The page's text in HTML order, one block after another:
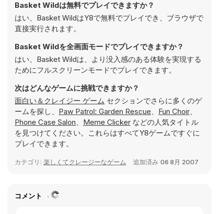
Basket Wildは無料でプレイできますか？
はい、Basket WildはY8で無料でプレイでき、ブラウザで
直接実行されます。
Basket Wildを全画面モードでプレイできますか？
はい、Basket Wildは、より没入感のある体験を実現する
ためにフルスクリーンモードでプレイできます。
次はどんなゲームに挑戦できますか？
面白い＆クレイジー ゲーム セクションでさらに多くのゲ
ームを探し、 Paw Patrol: Garden Rescue、 Fun Choir、
Phone Case Salon、 Meme Clicker などの人気タイトル
を見つけてください。これらはすべてY8ゲームですぐに
プレイできます。
カテゴリ: 楽しくてクレージーなゲーム 追加済み 06 8月 2007
コメント